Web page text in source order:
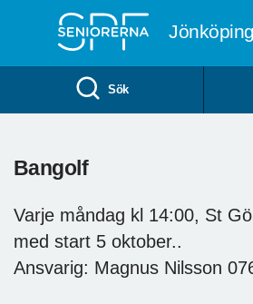
Sök
Bangolf
Varje måndag kl 14:00, St
med start 5 oktober..
Ansvarig: Magnus Nilsson